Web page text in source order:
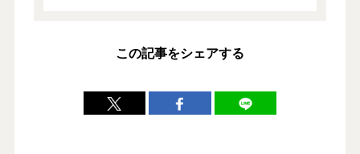
この記事をシェアする